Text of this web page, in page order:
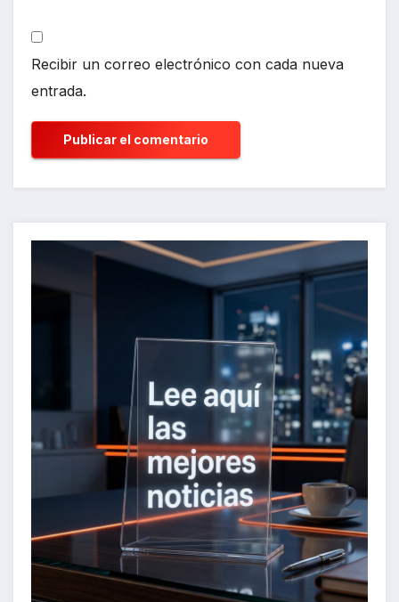
Recibir un correo electrónico con cada nueva
entrada.